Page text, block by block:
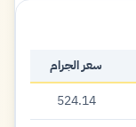
سعر الجرام
524.14